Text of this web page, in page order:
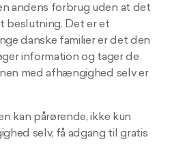
andens forbrug uden at det
beslutning. Det er et
danske familier er det den
information og tager de
med afhængighed selv er
kan pårørende, ikke kun
selv, få adgang til gratis